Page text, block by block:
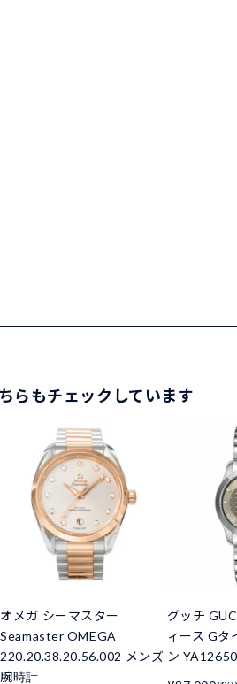
らもチェックしています
オメガ シーマスター
Seamaster OMEGA
220.20.38.20.56.002 メンズ
腕時計
グッチ
ィース Gタ
ン